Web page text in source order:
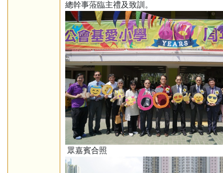
總幹事蒞臨主禮及致訓。
眾嘉賓合照